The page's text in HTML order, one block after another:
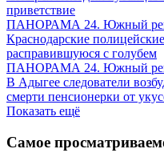
приветствие
ПАНОРАМА 24. Южный
Краснодарские
расправившуюся с голубем
ПАНОРАМА 24. Южный
В Адыгее следователи
смерти пенсионерки от
Показать ещё
Самое